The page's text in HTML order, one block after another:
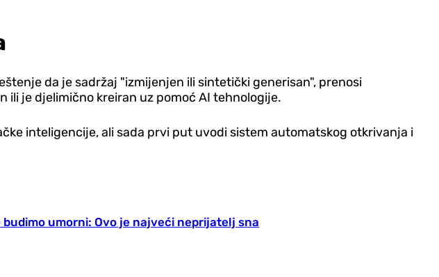
da je sadržaj "izmijenjen ili sintetički generisan", prenosi
ili je djelimično kreiran uz pomoć AI tehnologije.
inteligencije, ali sada prvi put uvodi sistem automatskog otkrivanja i
umorni: Ovo je najveći neprijatelj sna